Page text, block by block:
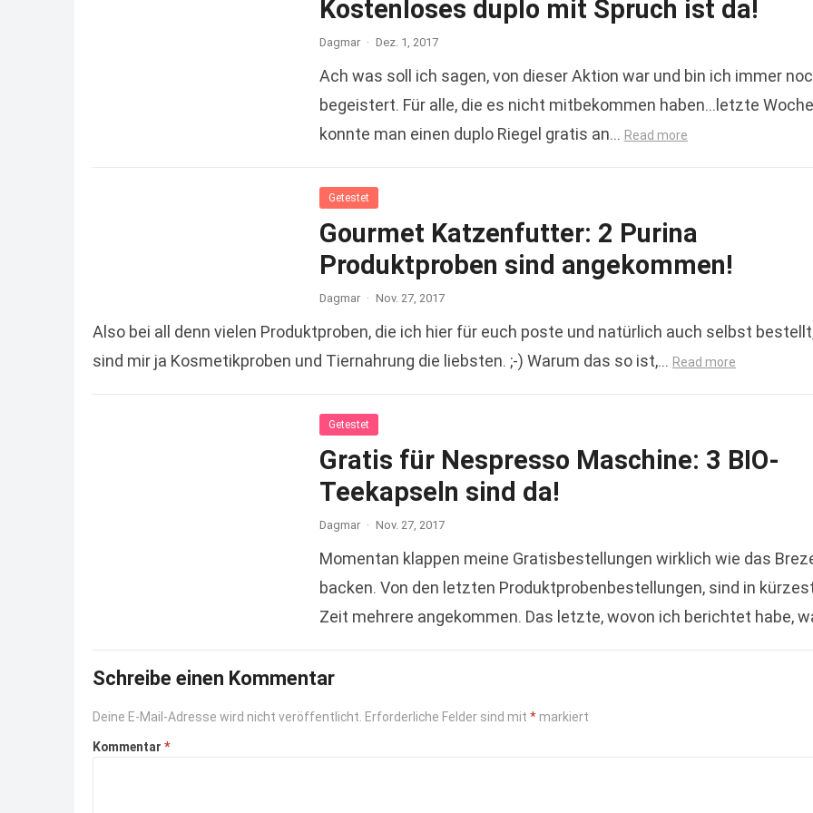
Kostenloses duplo mit Spruch ist da!
Dagmar · Dez. 1, 2017
Ach was soll ich sagen, von dieser Aktion war und bin ich immer
begeistert. Für alle, die es nicht mitbekommen haben…letzte Woche
konnte man einen duplo Riegel gratis an… Read more
Getestet
Gourmet Katzenfutter: 2 Purina
Produktproben sind angekommen!
Dagmar · Nov. 27, 2017
Also bei all denn vielen Produktproben, die ich hier für euch poste und natürlich auch selbst
sind mir ja Kosmetikproben und Tiernahrung die liebsten. ;-) Warum das so ist,… Read more
Getestet
Gratis für Nespresso Maschine: 3 BIO-
Teekapseln sind da!
Dagmar · Nov. 27, 2017
Momentan klappen meine Gratisbestellungen wirklich wie das
backen. Von den letzten Produktprobenbestellungen, sind in
Zeit mehrere angekommen. Das letzte, wovon ich berichtet habe,
Schreibe einen Kommentar
Deine E-Mail-Adresse wird nicht veröffentlicht. Erforderliche Felder sind mit * markiert
Kommentar *